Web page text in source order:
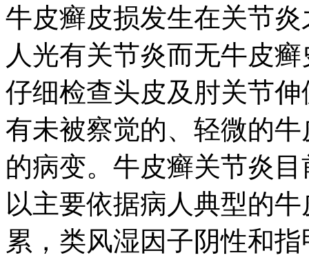
牛皮癣皮损发生在关节
人光有关节炎而无牛皮
仔细检查头皮及肘关节
有未被察觉的、轻微的
的病变。牛皮癣关节炎
以主要依据病人典型的
累，类风湿因子阴性和